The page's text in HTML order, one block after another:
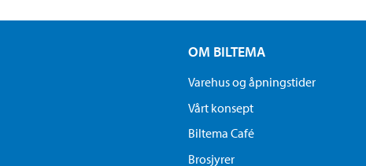
OM BILTEMA
Varehus og åpningstider
Vårt konsept
Biltema Café
Brosjyrer